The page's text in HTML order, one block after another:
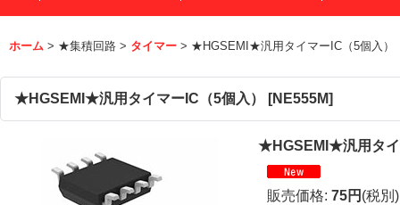
ホーム > ★集積回路 > タイマー > ★HGSEMI★汎用タイマーIC（5個入）
★HGSEMI★汎用タイマーIC（5個入） [NE555M]
★HGSEMI★汎用タイ
販売価格: 75円 (税別)